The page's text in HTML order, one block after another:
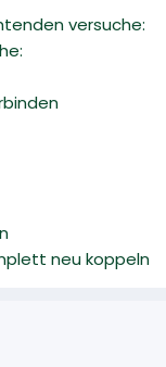
versuche:
neu koppeln